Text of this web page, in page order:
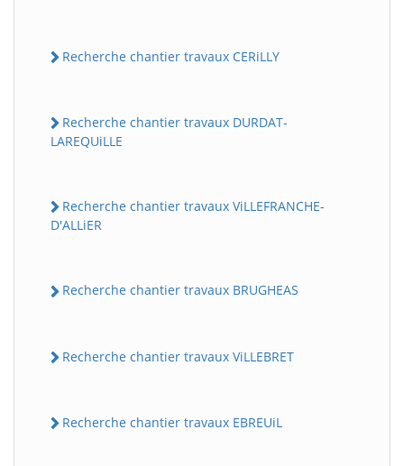
Recherche chantier travaux CERiLLY
Recherche chantier travaux DURDAT-
LAREQUiLLE
Recherche chantier travaux ViLLEFRANCHE-
D'ALLiER
Recherche chantier travaux BRUGHEAS
Recherche chantier travaux ViLLEBRET
Recherche chantier travaux EBREUiL